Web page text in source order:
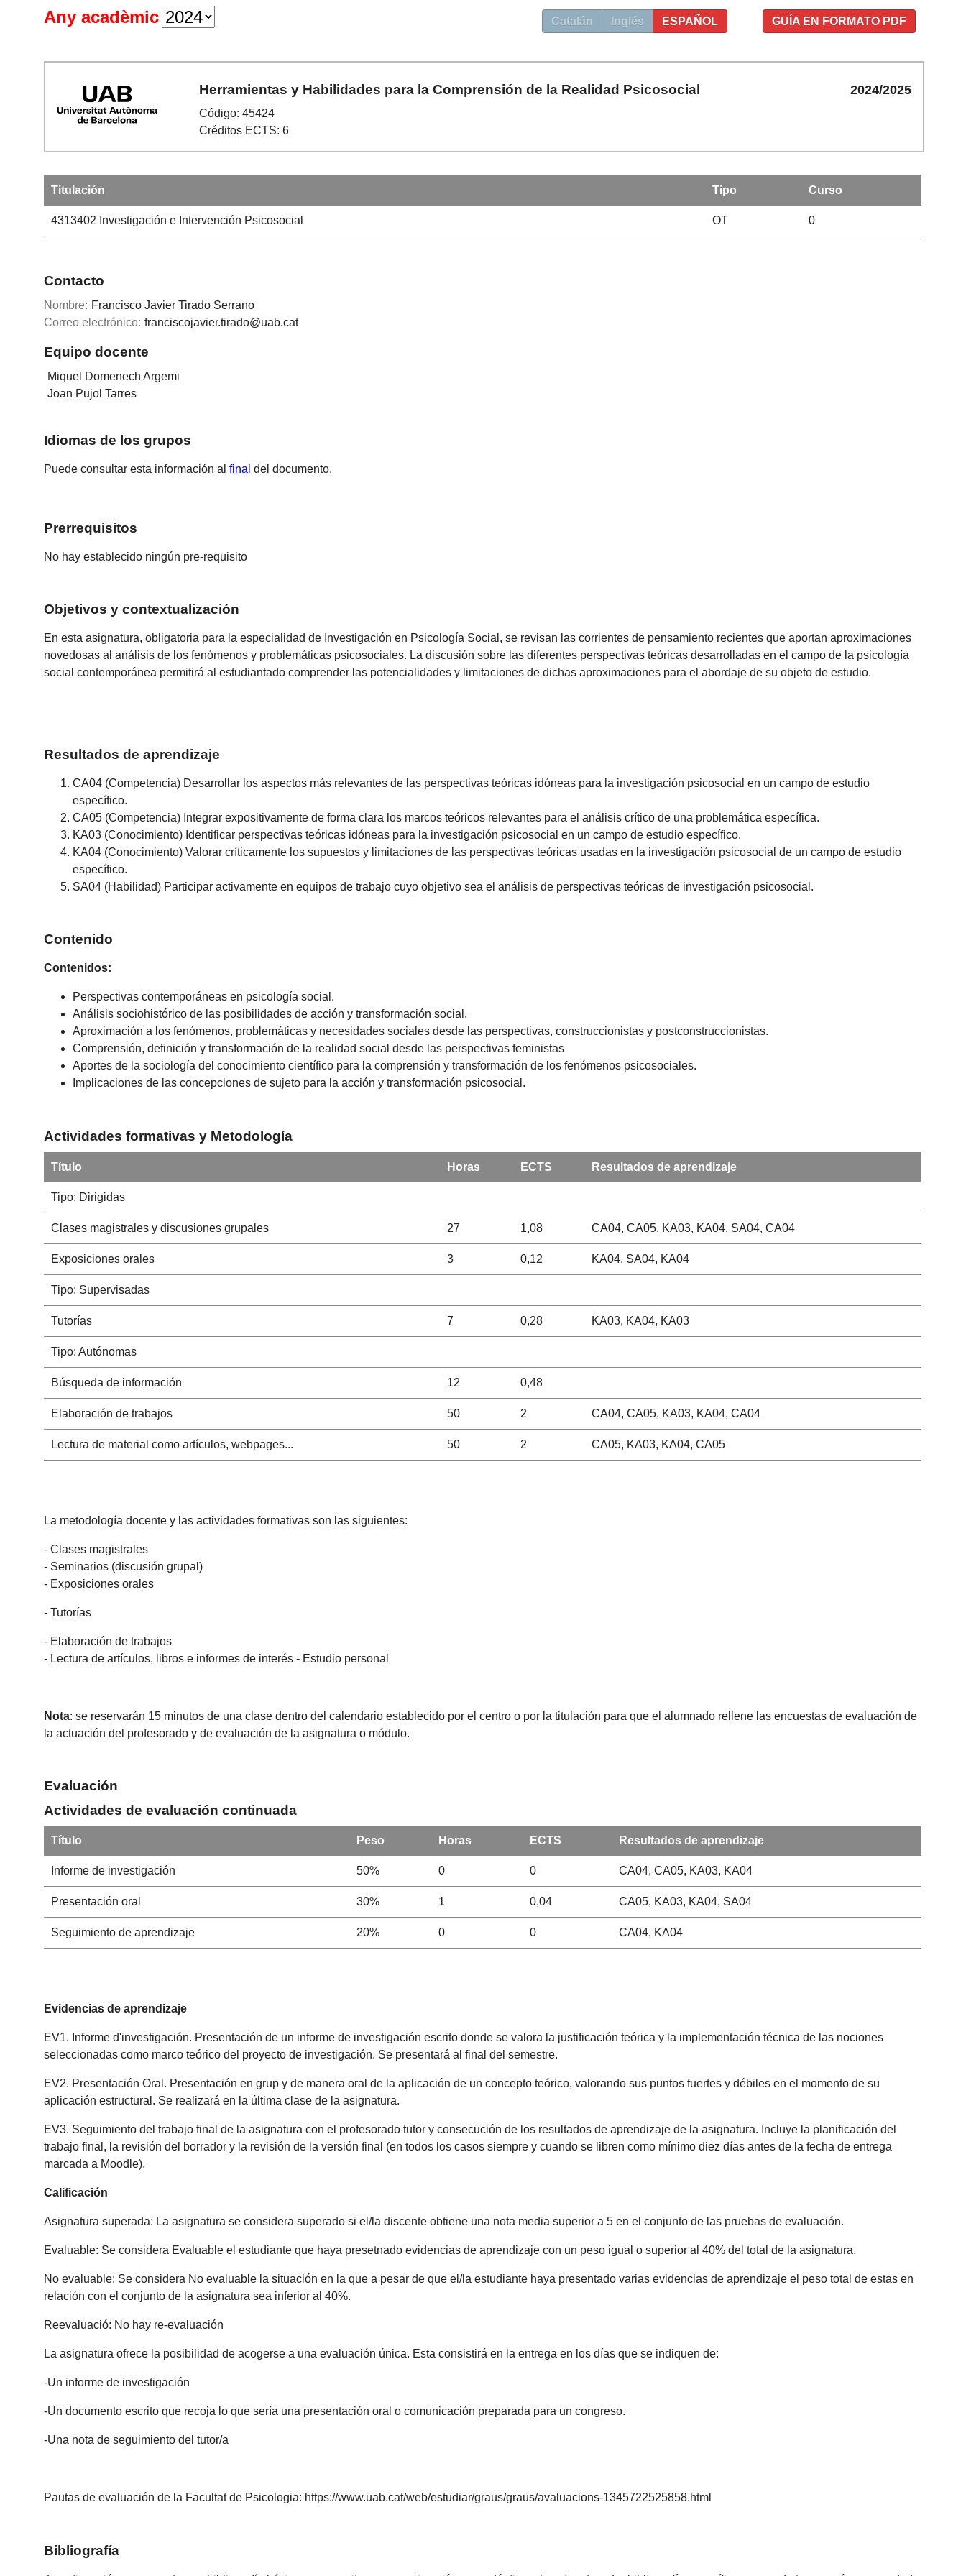
GUÍA EN FORMATO PDF
Catalán Inglés ESPAÑOL
Any acadèmic
Herramientas y Habilidades para la Comprensión de la Realidad Psicosocial
Código: 45424
Créditos ECTS: 6
2024/2025
Titulación Tipo Curso
4313402 Investigación e Intervención Psicosocial OT 0
Contacto
Nombre: Francisco Javier Tirado Serrano
Correo electrónico: franciscojavier.tirado@uab.cat
Equipo docente
Miquel Domenech Argemi
Joan Pujol Tarres
Idiomas de los grupos
Puede consultar esta información alfinal del documento.
Prerrequisitos
No hay establecido ningún pre-requisito
Objetivos y contextualización
En esta asignatura, obligatoria para la especialidad de Investigación en Psicología Social, se revisan las corrientes de pensamiento recientes que aportan aproximaciones
novedosas al análisis de los fenómenos y problemáticas psicosociales. La discusión sobre las diferentes perspectivas teóricas desarrolladas en el campo de la psicología
social contemporánea permitirá al estudiantado comprender las potencialidades y limitaciones de dichas aproximaciones para el abordaje de su objeto de estudio.
Resultados de aprendizaje
CA04 (Competencia) Desarrollar los aspectos más relevantes de las perspectivas teóricas idóneas para la investigación psicosocial en un campo de estudio
específico.
CA05 (Competencia) Integrar expositivamente de forma clara los marcos teóricos relevantes para el análisis crítico de una problemática específica.
KA03 (Conocimiento) Identificar perspectivas teóricas idóneas para la investigación psicosocial en un campo de estudio específico.
KA04 (Conocimiento) Valorar críticamente los supuestos y limitaciones de las perspectivas teóricas usadas en la investigación psicosocial de un campo de estudio
específico.
SA04 (Habilidad) Participar activamente en equipos de trabajo cuyo objetivo sea el análisis de perspectivas teóricas de investigación psicosocial.
Contenido
Contenidos:
Perspectivas contemporáneas en psicología social.
Análisis sociohistórico de las posibilidades de acción y transformación social.
Aproximación a los fenómenos, problemáticas y necesidades sociales desde las perspectivas, construccionistas y postconstruccionistas.
Comprensión, definición y transformación de la realidad social desde las perspectivas feministas
Aportes de la sociología del conocimiento científico para la comprensión y transformación de los fenómenos psicosociales.
Implicaciones de las concepciones de sujeto para la acción y transformación psicosocial.
Actividades formativas y Metodología
Título Horas ECTS Resultados de aprendizaje
Tipo: Dirigidas
Clases magistrales y discusiones grupales 27 1,08 CA04, CA05, KA03, KA04, SA04, CA04
Exposiciones orales 3 0,12 KA04, SA04, KA04
Tipo: Supervisadas
Tutorías 7 0,28 KA03, KA04, KA03
Tipo: Autónomas
Búsqueda de información 12 0,48
Elaboración de trabajos 50 2 CA04, CA05, KA03, KA04, CA04
Lectura de material como artículos, webpages... 50 2 CA05, KA03, KA04, CA05
La metodología docente y las actividades formativas son las siguientes:
- Clases magistrales
- Seminarios (discusión grupal)
- Exposiciones orales
- Tutorías
- Elaboración de trabajos
- Lectura de artículos, libros e informes de interés - Estudio personal
Nota: se reservarán 15 minutos de una clase dentro del calendario establecido por el centro o por la titulación para que el alumnado rellene las encuestas de evaluación de
la actuación del profesorado y de evaluación de la asignatura o módulo.
Evaluación
Actividades de evaluación continuada
Título Peso Horas ECTS Resultados de aprendizaje
Informe de investigación 50% 0 0 CA04, CA05, KA03, KA04
Presentación oral 30% 1 0,04 CA05, KA03, KA04, SA04
Seguimiento de aprendizaje 20% 0 0 CA04, KA04
Evidencias de aprendizaje
EV1. Informe d'investigación. Presentación de un informe de investigación escrito donde se valora la justificación teórica y la implementación técnica de las nociones
seleccionadas como marco teórico del proyecto de investigación. Se presentará al final del semestre.
EV2. Presentación Oral. Presentación en grup y de manera oral de la aplicación de un concepto teórico, valorando sus puntos fuertes y débiles en el momento de su
aplicación estructural. Se realizará en la última clase de la asignatura.
EV3. Seguimiento del trabajo final de la asignatura con el profesorado tutor y consecución de los resultados de aprendizaje de la asignatura. Incluye la planificación del
trabajo final, la revisión del borrador y la revisión de la versión final (en todos los casos siempre y cuando se libren como mínimo diez días antes de la fecha de entrega
marcada a Moodle).
Calificación
Asignatura superada: La asignatura se considera superado si el/la discente obtiene una nota media superior a 5 en el conjunto de las pruebas de evaluación.
Evaluable: Se considera Evaluable el estudiante que haya presetnado evidencias de aprendizaje con un peso igual o superior al 40% del total de la asignatura.
No evaluable: Se considera No evaluable la situación en la que a pesar de que el/la estudiante haya presentado varias evidencias de aprendizaje el peso total de estas en
relación con el conjunto de la asignatura sea inferior al 40%.
Reevaluació: No hay re-evaluación
La asignatura ofrece la posibilidad de acogerse a una evaluación única. Esta consistirá en la entrega en los días que se indiquen de:
-Un informe de investigación
-Un documento escrito que recoja lo que sería una presentación oral o comunicación preparada para un congreso.
-Una nota de seguimiento del tutor/a
Pautas de evaluación de la Facultat de Psicologia: https://www.uab.cat/web/estudiar/graus/graus/avaluacions-1345722525858.html
Bibliografía